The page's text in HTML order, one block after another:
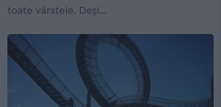
toate vârstele. Deși...